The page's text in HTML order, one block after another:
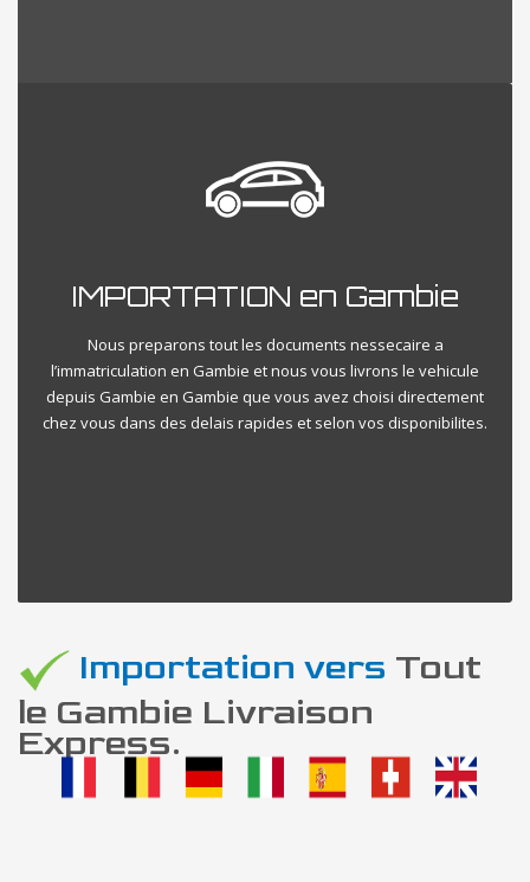
IMPORTATION en Gambie
Nous preparons tout les documents nessecaire a
l’immatriculation en Gambie et nous vous livrons le vehicule
depuis Gambie en Gambie que vous avez choisi directement
chez vous dans des delais rapides et selon vos disponibilites.
Importation vers Tout
le Gambie Livraison
Express.